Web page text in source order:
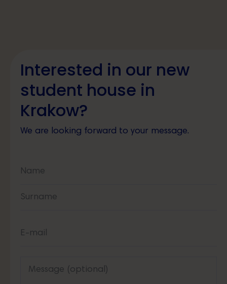
Interested in our new
student house in
Krakow?
We are looking forward to your message.